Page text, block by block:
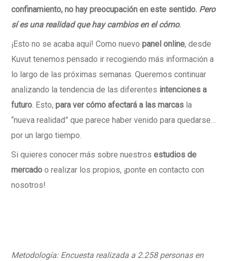
confinamiento, no hay preocupación en este sentido. Pero
sí es una realidad que hay cambios en el cómo.
¡Esto no se acaba aquí! Como nuevopanel online, desde
Kuvut tenemos pensado ir recogiendo más información a
lo largo de las próximas semanas. Queremos continuar
analizando la tendencia de las diferentes intenciones a
futuro. Esto,para ver cómo afectará a las marcas la
“nueva realidad” que parece haber venido para quedarse…
por un largo tiempo.
Si quieres conocer más sobre nuestrosestudios de
mercado o realizar los propios, ¡ponte en contacto con
nosotros!
Metodología: Encuesta realizada a 2.258 personas en